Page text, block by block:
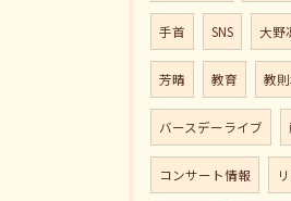
手首 SNS 大野
芳晴 教育 教
バースデーライブ
コンサート情報